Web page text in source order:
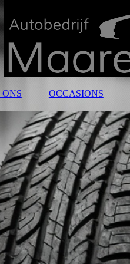
OCCASIONS